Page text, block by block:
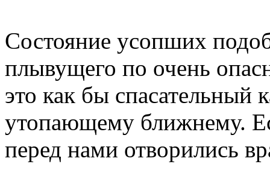
Состояние усопших
плывущего по очень
это как бы спасательный
утопающему ближнему.
перед нами отворились